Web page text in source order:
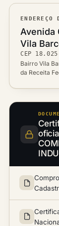
ENDEREÇO
Avenida
Bairro
Vila
CEP
CEP
Cidade
Bairro Vila
da Receita